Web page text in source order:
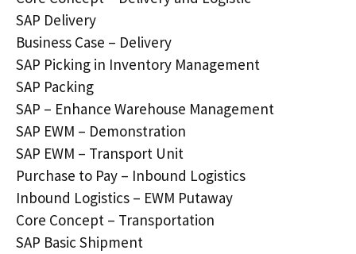
SAP Delivery
Business Case – Delivery
SAP Picking in Inventory Management
SAP Packing
SAP – Enhance Warehouse Management
SAP EWM – Demonstration
SAP EWM – Transport Unit
Purchase to Pay – Inbound Logistics
Inbound Logistics – EWM Putaway
Core Concept – Transportation
SAP Basic Shipment